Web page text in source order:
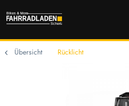
Übersicht Rücklicht